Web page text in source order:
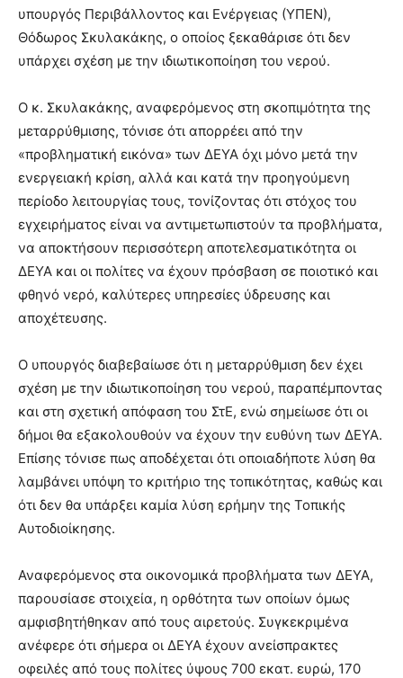
υπουργός Περιβάλλοντος και Ενέργειας (ΥΠΕΝ),
Θόδωρος Σκυλακάκης, ο οποίος ξεκαθάρισε ότι δεν
υπάρχει σχέση με την ιδιωτικοποίηση του νερού.
Ο κ. Σκυλακάκης, αναφερόμενος στη σκοπιμότητα της
μεταρρύθμισης, τόνισε ότι απορρέει από την
«προβληματική εικόνα» των ΔΕΥΑ όχι μόνο μετά την
ενεργειακή κρίση, αλλά και κατά την προηγούμενη
περίοδο λειτουργίας τους, τονίζοντας ότι στόχος του
εγχειρήματος είναι να αντιμετωπιστούν τα προβλήματα,
να αποκτήσουν περισσότερη αποτελεσματικότητα οι
ΔΕΥΑ και οι πολίτες να έχουν πρόσβαση σε ποιοτικό και
φθηνό νερό, καλύτερες υπηρεσίες ύδρευσης και
αποχέτευσης.
Ο υπουργός διαβεβαίωσε ότι η μεταρρύθμιση δεν έχει
σχέση με την ιδιωτικοποίηση του νερού, παραπέμποντας
και στη σχετική απόφαση του ΣτΕ, ενώ σημείωσε ότι οι
δήμοι θα εξακολουθούν να έχουν την ευθύνη των ΔΕΥΑ.
Επίσης τόνισε πως αποδέχεται ότι οποιαδήποτε λύση θα
λαμβάνει υπόψη το κριτήριο της τοπικότητας, καθώς και
ότι δεν θα υπάρξει καμία λύση ερήμην της Τοπικής
Αυτοδιοίκησης.
Αναφερόμενος στα οικονομικά προβλήματα των ΔΕΥΑ,
παρουσίασε στοιχεία, η ορθότητα των οποίων όμως
αμφισβητήθηκαν από τους αιρετούς. Συγκεκριμένα
ανέφερε ότι σήμερα οι ΔΕΥΑ έχουν ανείσπρακτες
οφειλές από τους πολίτες ύψους 700 εκατ. ευρώ, 170